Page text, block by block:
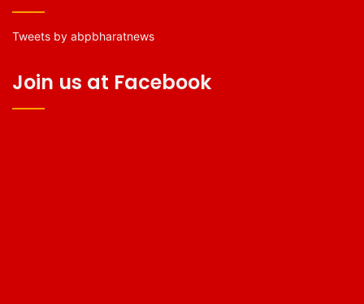
Tweets by abpbharatnews
Join us at Facebook